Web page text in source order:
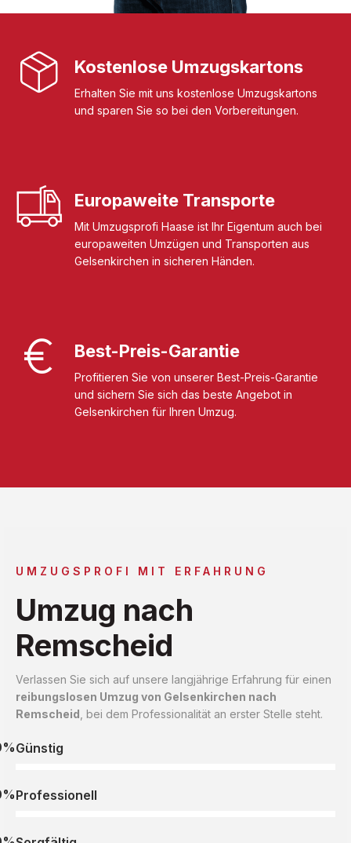
Kostenlose Umzugskartons
Erhalten Sie mit uns kostenlose Umzugskartons
und sparen Sie so bei den Vorbereitungen.
Europaweite Transporte
Mit Umzugsprofi Haase ist Ihr Eigentum auch bei
europaweiten Umzügen und Transporten aus
Gelsenkirchen in sicheren Händen.
Best-Preis-Garantie
Profitieren Sie von unserer Best-Preis-Garantie
und sichern Sie sich das beste Angebot in
Gelsenkirchen für Ihren Umzug.
UMZUGSPROFI MIT ERFAHRUNG
Umzug nach
Remscheid
Verlassen Sie sich auf unsere langjährige Erfahrung für einen
reibungslosen Umzug von Gelsenkirchen nach
Remscheid , bei dem Professionalität an erster Stelle steht.
Günstig
Professionell